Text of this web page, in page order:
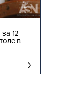
12
в